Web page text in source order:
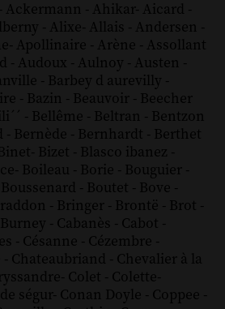
- Ackermann - Ahikar- Aicard -
- Alixe- Allais - Andersen -
- Apollinaire - Arène - Assollant
- Audoux - Aulnoy - Austen -
- Barbey d aurevilly -
- Bazin - Beauvoir - Beecher
- Bellême - Beltran - Bentzon
- Bernède - Bernhardt - Berthet
- Bizet - Blasco ibanez -
- Boileau - Borie - Bouguier -
Boussenard - Boutet - Bove -
- Bringer - Brontë - Brot -
Burney - Cabanès - Cabot -
- Césanne - Cézembre -
- Chateaubriand - Chevalier à la
- Colet - Colette-
ségur- Conan Doyle - Coppee -